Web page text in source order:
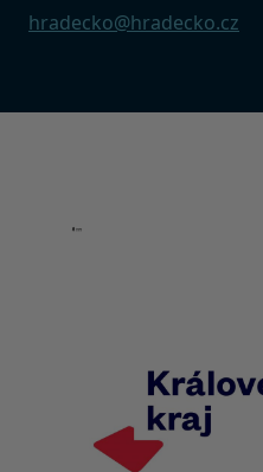
hradecko@hradecko.cz